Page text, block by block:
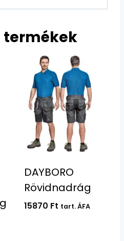
termékek
DAYBORO
Rövidnadrág
15870 Ft tart. ÁFA